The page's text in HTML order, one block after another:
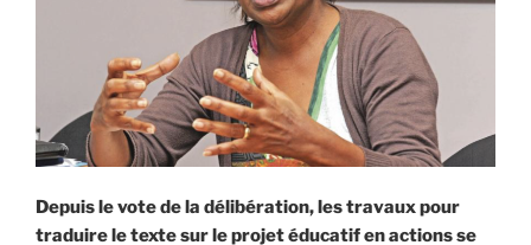
Depuis le vote de la délibération, les travaux pour
traduire le texte sur le projet éducatif en actions se